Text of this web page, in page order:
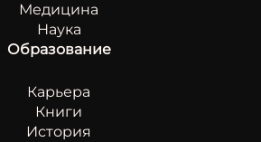
Медицина
Наука
Образование
Карьера
Книги
История